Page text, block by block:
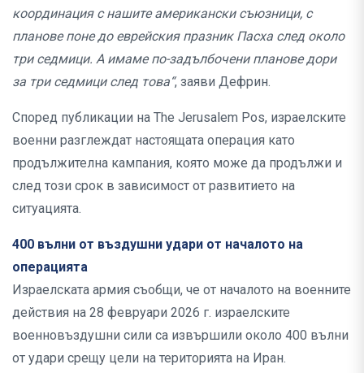
координация с нашите американски съюзници, с
планове поне до еврейския празник Пасха след около
три седмици. А имаме по-задълбочени планове дори
за три седмици след това“, заяви Дефрин.
Според публикации на The Jerusalem Pos, израелските
военни разглеждат настоящата операция като
продължителна кампания, която може да продължи и
след този срок в зависимост от развитието на
ситуацията.
400 вълни от въздушни удари от началото на
операцията
Израелската армия съобщи, че от началото на военните
действия на 28 февруари 2026 г. израелските
военновъздушни сили са извършили около 400 вълни
от удари срещу цели на територията на Иран.